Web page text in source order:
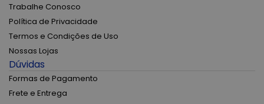
Trabalhe Conosco
Política de Privacidade
Termos e Condições de Uso
Nossas Lojas
Dúvidas
Formas de Pagamento
Frete e Entrega